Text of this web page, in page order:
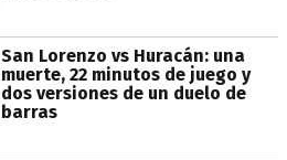
San Lorenzo vs Huracán: una
muerte, 22 minutos de juego y
dos versiones de un duelo de
barras